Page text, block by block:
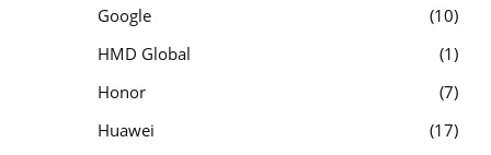
Google
10
HMD Global
1
Honor
7
Huawei
17